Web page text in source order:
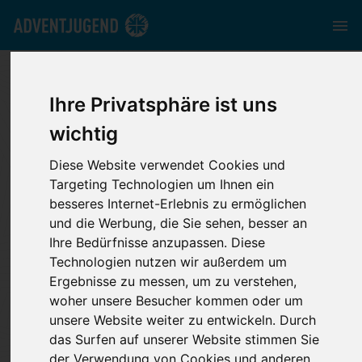
Ihre Privatsphäre ist uns
wichtig
Diese Website verwendet Cookies und
Targeting Technologien um Ihnen ein
besseres Internet-Erlebnis zu ermöglichen
und die Werbung, die Sie sehen, besser an
Ihre Bedürfnisse anzupassen. Diese
Technologien nutzen wir außerdem um
Ergebnisse zu messen, um zu verstehen,
woher unsere Besucher kommen oder um
unsere Website weiter zu entwickeln. Durch
das Surfen auf unserer Website stimmen Sie
Unter dem Titel „Glauben begleiten: Grundwerte für
die Arbeit mit Kindern“ hat die Freikirche der
Siebenten-Tags-Adventisten in Deutschland in
Zusammenarbeit mit der Adventjugend Deutschland,
dem Religionspädagogischen Institut (RPI) und dem
Fachbeirat „Sexueller Gewalt begegnen“ Denkanstöße,
biblische Impulse und konkrete Handlungsideen
zusammengestellt, um die vielfältige Arbeit mit
Kindern in adventistischen Kirchengemeinden zu
unterstützen.